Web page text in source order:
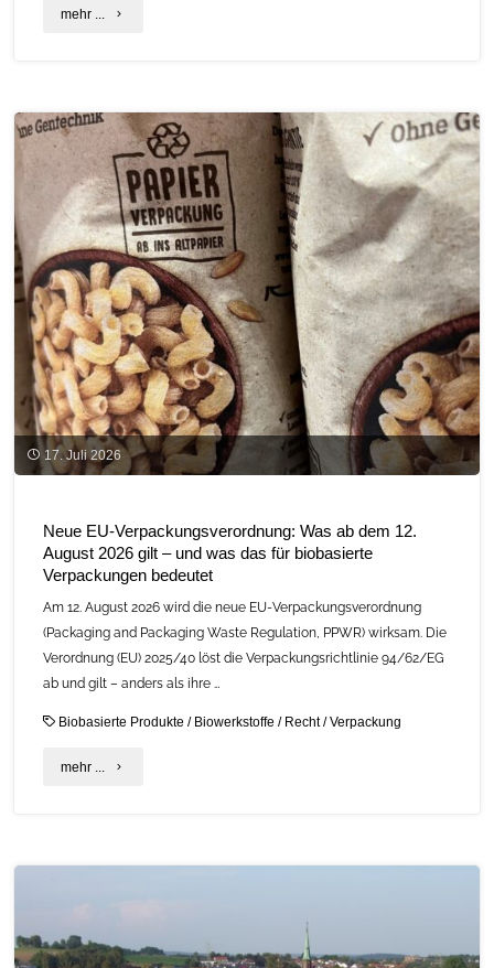
mehr ... "Baustellenbesichtigung
Lehm
verbindet:
Neubau
Weißensee
Campus“
am
29.
Juli
in
München"
17. Juli 2026
Neue EU-Verpackungsverordnung: Was ab dem 12.
August 2026 gilt – und was das für biobasierte
Verpackungen bedeutet
Am 12. August 2026 wird die neue EU-Verpackungsverordnung
(Packaging and Packaging Waste Regulation, PPWR) wirksam. Die
Verordnung (EU) 2025/40 löst die Verpackungsrichtlinie 94/62/EG
ab und gilt – anders als ihre …
Biobasierte Produkte / Biowerkstoffe / Recht/Verpackung
mehr ... "Neue
dem